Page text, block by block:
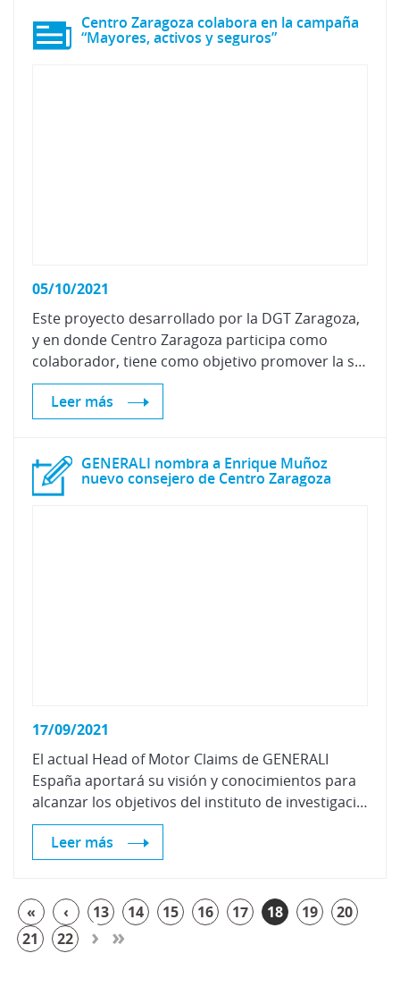
Centro Zaragoza colabora en la campaña
“Mayores, activos y seguros”
05/10/2021
Este proyecto desarrollado por la DGT Zaragoza,
y en donde Centro Zaragoza participa como
colaborador, tiene como objetivo promover la seguridad vial de las personas mayores en sus desplazamientos.
Leer más
GENERALI nombra a Enrique Muñoz
nuevo consejero de Centro Zaragoza
17/09/2021
El actual Head of Motor Claims de GENERALI
España aportará su visión y conocimientos para
alcanzar los objetivos del instituto de investigación de vehículos, integrado por 19 entidades aseguradoras.
Leer más
« ‹ 13 14 15 16 17 18 19
20
21
22 › »